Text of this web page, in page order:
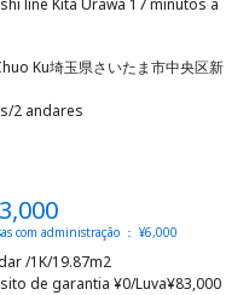
line Kita Urawa 17 minutos a
Ku埼玉県さいたま市中央区新
2 andares
com administração ： ¥6,000
/1K/19.87m2
de garantia ¥0/Luva¥83,000